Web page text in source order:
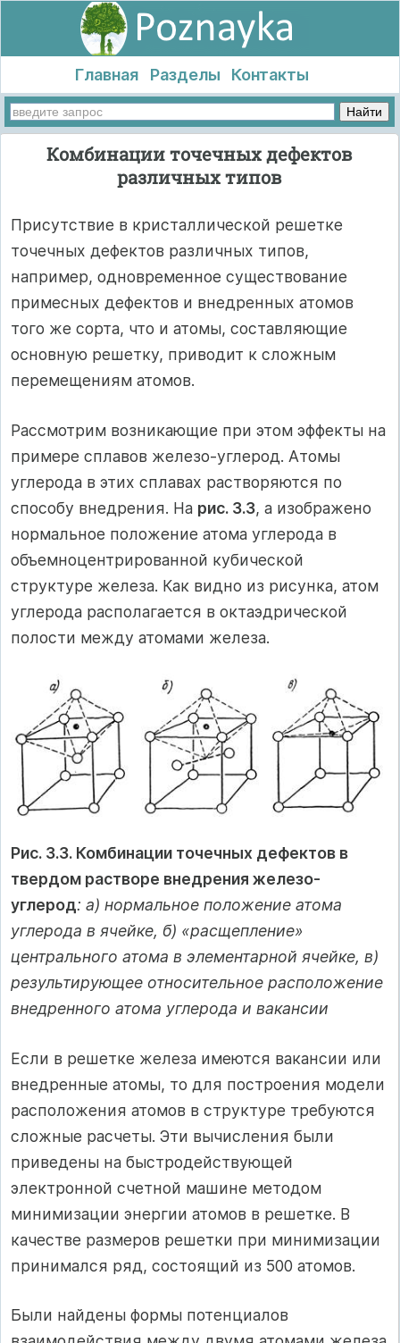
Главная Разделы Контакты
Комбинации точечных дефектов
различных типов
Присутствие в кристаллической решетке
точечных дефектов различных типов,
например, одновременное существование
примесных дефектов и внедренных атомов
того же сорта, что и атомы, составляющие
основную решетку, приводит к сложным
перемещениям атомов.
Рассмотрим возникающие при этом эффекты на
примере сплавов железо-углерод. Атомы
углерода в этих сплавах растворяются по
способу внедрения. На рис. 3.3, а изображено
нормальное положение атома углерода в
объемноцентрированной кубической
структуре железа. Как видно из рисунка, атом
углерода располагается в октаэдрической
полости между атомами железа.
Рис. 3.3. Комбинации точечных дефектов в
твердом растворе внедрения железо-
углерод: а) нормальное положение атома
углерода в ячейке, б) «расщепление»
центрального атома в элементарной ячейке, в)
результирующее относительное расположение
внедренного атома углерода и вакансии
Если в решетке железа имеются вакансии или
внедренные атомы, то для построения модели
расположения атомов в структуре требуются
сложные расчеты. Эти вычисления были
приведены на быстродействующей
электронной счетной машине методом
минимизации энергии атомов в решетке. В
качестве размеров решетки при минимизации
принимался ряд, состоящий из 500 атомов.
Были найдены формы потенциалов